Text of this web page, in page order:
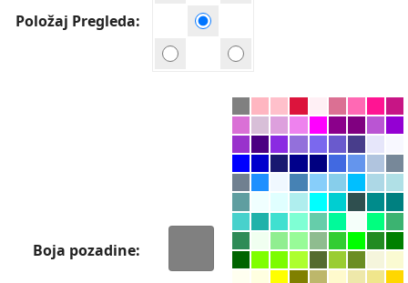
Položaj Pregleda
Boja pozadine